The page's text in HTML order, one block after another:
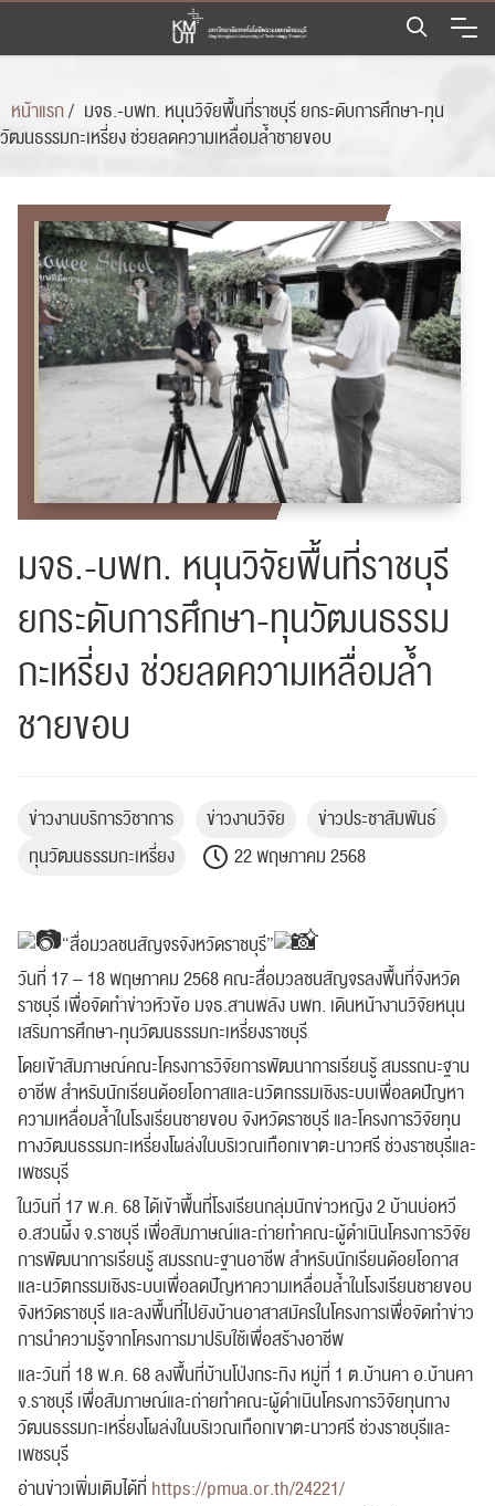
Skip
content
หน้าแรก/ มจธ.-บพท. หนุนวิจัยพื้นที่ราชบุรี ยกระดับการศึกษา-ทุน
วัฒนธรรมกะเหรี่ยง ช่วยลดความเหลื่อมล้ำชายขอบ
มจธ.-บพท. หนุนวิจัยพื้นที่ราชบุรี
ยกระดับการศึกษา-ทุนวัฒนธรรม
กะเหรี่ยง ช่วยลดความเหลื่อมล้ำ
ชายขอบ
ข่าวงานบริการวิชาการ ข่าวงานวิจัย
ข่าวประชาสัมพันธ์
ทุนวัฒนธรรมกะเหรี่ยง
22 พฤษภาคม 2568
“สื่อมวลชนสัญจรจังหวัดราชบุรี”
วันที่ 17 – 18 พฤษภาคม 2568 คณะสื่อมวลชนสัญจรลงพื้นที่จังหวัด
ราชบุรี เพื่อจัดทำข่าวหัวข้อ มจธ.สานพลัง บพท. เดินหน้างานวิจัยหนุน
เสริมการศึกษา-ทุนวัฒนธรรมกะเหรี่ยงราชบุรี
โดยเข้าสัมภาษณ์คณะโครงการวิจัยการพัฒนาการเรียนรู้ สมรรถนะฐาน
อาชีพ สำหรับนักเรียนด้อยโอกาสและนวัตกรรมเชิงระบบเพื่อลดปัญหา
ความเหลื่อมล้ำในโรงเรียนชายขอบ จังหวัดราชบุรี และโครงการวิจัยทุน
ทางวัฒนธรรมกะเหรี่ยงโผล่งในบริเวณเทือกเขาตะนาวศรี ช่วงราชบุรีและ
เพชรบุรี
ในวันที่ 17 พ.ค. 68ได้เข้าพื้นที่โรงเรียนกลุ่มนักข่าวหญิง 2 บ้านบ่อหวี
อ.สวนผึ้ง จ.ราชบุรี เพื่อสัมภาษณ์และถ่ายทำคณะผู้ดำเนินโครงการวิจัย
การพัฒนาการเรียนรู้ สมรรถนะฐานอาชีพ สำหรับนักเรียนด้อยโอกาส
และนวัตกรรมเชิงระบบเพื่อลดปัญหาความเหลื่อมล้ำในโรงเรียนชายขอบ
จังหวัดราชบุรี และลงพื้นที่ไปยังบ้านอาสาสมัครในโครงการเพื่อจัดทำข่าว
การนำความรู้จากโครงการมาปรับใช้เพื่อสร้างอาชีพ
และวันที่ 18 พ.ค. 68 ลงพื้นที่บ้านโป่งกระทิง หมู่ที่ 1 ต.บ้านคา อ.บ้านคา
จ.ราชบุรี เพื่อสัมภาษณ์และถ่ายทำคณะผู้ดำเนินโครงการวิจัยทุนทาง
วัฒนธรรมกะเหรี่ยงโผล่งในบริเวณเทือกเขาตะนาวศรี ช่วงราชบุรีและ
เพชรบุรี
อ่านข่าวเพิ่มเติมได้ที่ https://pmua.or.th/24221/